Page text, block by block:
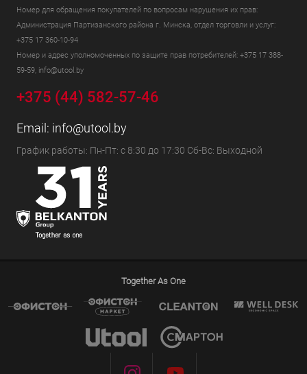
Номер для обращения покупателей по вопросам нарушения их прав:
Администрация Партизанского района г. Минска, отдел торговли и услуг:
+375 17 360-10-94
Номер и адрес уполномоченных по защите прав потребителей: +375 17 388-
59-59, info@utool.by
+375 (44) 582-57-46
Email: info@utool.by
График работы: Пн-Пт: с 8:30 до 17:30 Сб-Вс: Выходной
Together As One